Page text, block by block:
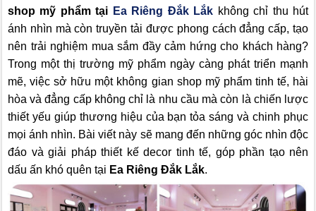
shop mỹ phẩm tại Ea Riêng Đắk Lắk không chỉ thu hút
ánh nhìn mà còn truyền tải được phong cách đẳng cấp, tạo
nên trải nghiệm mua sắm đầy cảm hứng cho khách hàng?
Trong một thị trường mỹ phẩm ngày càng phát triển mạnh
mẽ, việc sở hữu một không gian shop mỹ phẩm tinh tế, hài
hòa và đẳng cấp không chỉ là nhu cầu mà còn là chiến lược
thiết yếu giúp thương hiệu của bạn tỏa sáng và chinh phục
mọi ánh nhìn. Bài viết này sẽ mang đến những góc nhìn độc
đáo và giải pháp thiết kế decor tinh tế, góp phần tạo nên
dấu ấn khó quên tại Ea Riêng Đắk Lắk.